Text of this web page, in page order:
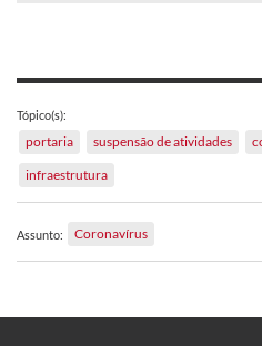
Tópico(s):
portaria suspensão de atividades
infraestrutura
Assunto: Coronavírus